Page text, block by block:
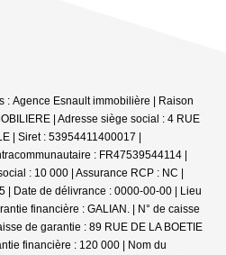
: Agence Esnault immobilière | Raison
| Adresse siège social : 4 RUE
| Siret : 53954411400017 |
: FR47539544114 |
: 10 000 | Assurance RCP : NC |
| Date de délivrance : 0000-00-00 | Lieu
financière : GALIAN. | N° de caisse
de garantie : 89 RUE DE LA BOETIE
financière : 120 000 | Nom du